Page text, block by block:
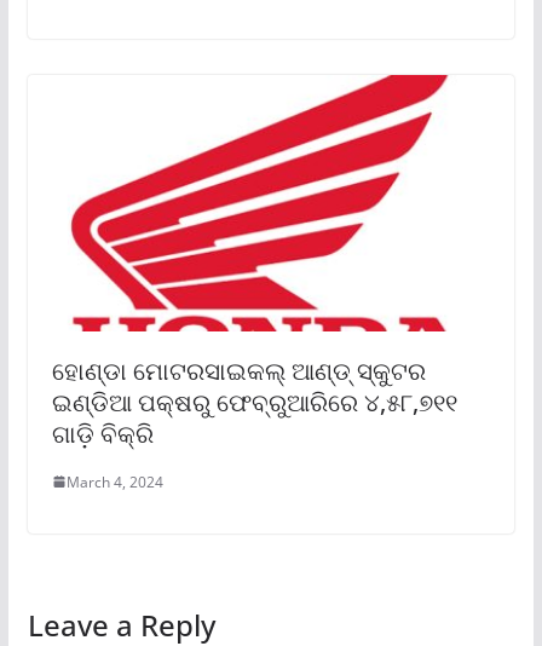
ହୋଣ୍ଡା ମୋଟରସାଇକଲ୍ ଆଣ୍ଡ୍ ସ୍କୁଟର
ଇଣ୍ଡିଆ ପକ୍ଷରୁ ଫେବ୍ରୁଆରିରେ ୪,୫୮,୭୧୧
ଗାଡ଼ି ବିକ୍ରି
March 4, 2024
Leave a Reply